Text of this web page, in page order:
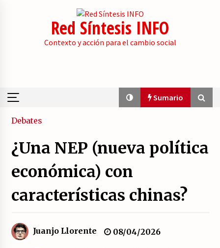
Red Síntesis INFO
Contexto y acción para el cambio social
Sumario
Sumario
La psicología de la desinformación y los
21/07/2026
Movilización social contra los presupuestos
Debates
¿Una NEP (nueva política
económica) con
características chinas?
Juanjo Llorente 08/04/2026